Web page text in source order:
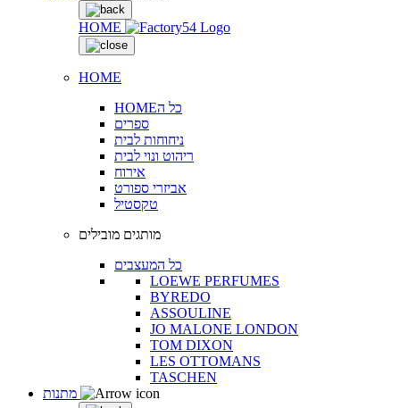
HOME
HOME
HOMEכל ה
ספרים
ניחוחות לבית
ריהוט ונוי לבית
אירוח
אביזרי ספורט
טקסטיל
מותגים מובילים
כל המעצבים
LOEWE PERFUMES
BYREDO
ASSOULINE
JO MALONE LONDON
TOM DIXON
LES OTTOMANS
TASCHEN